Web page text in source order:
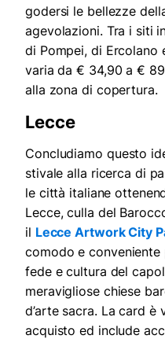
godersi le bellezze
agevolazioni. Tra i siti
di Pompei, di Ercolano
varia da € 34,90 a €
alla zona di copertura.
Lecce
Concludiamo questo
stivale alla ricerca di
le città italiane
Lecce, culla del
il Lecce Artwork City
comodo e
fede e cultura del
meravigliose chiese
d’arte sacra. La card
acquisto ed include